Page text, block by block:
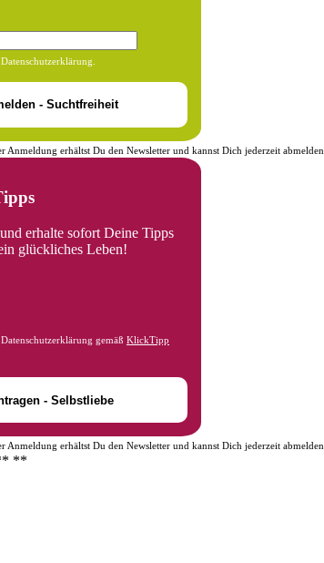
Anmeldung erhältst Du den Newsletter und kannst Dich jederzeit abmelden.
erhalte sofort Deine Tipps
glückliches Leben!
gemäß KlickTipp
Anmeldung erhältst Du den Newsletter und kannst Dich jederzeit abmelden.
**